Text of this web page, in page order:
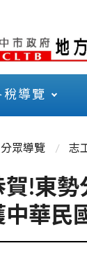
稅導覽
分眾導覽 志
賀!東勢
中華民